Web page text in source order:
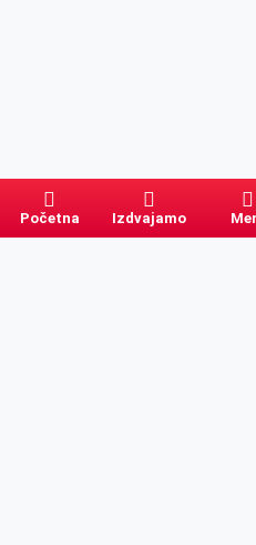
Početna Izdvajamo